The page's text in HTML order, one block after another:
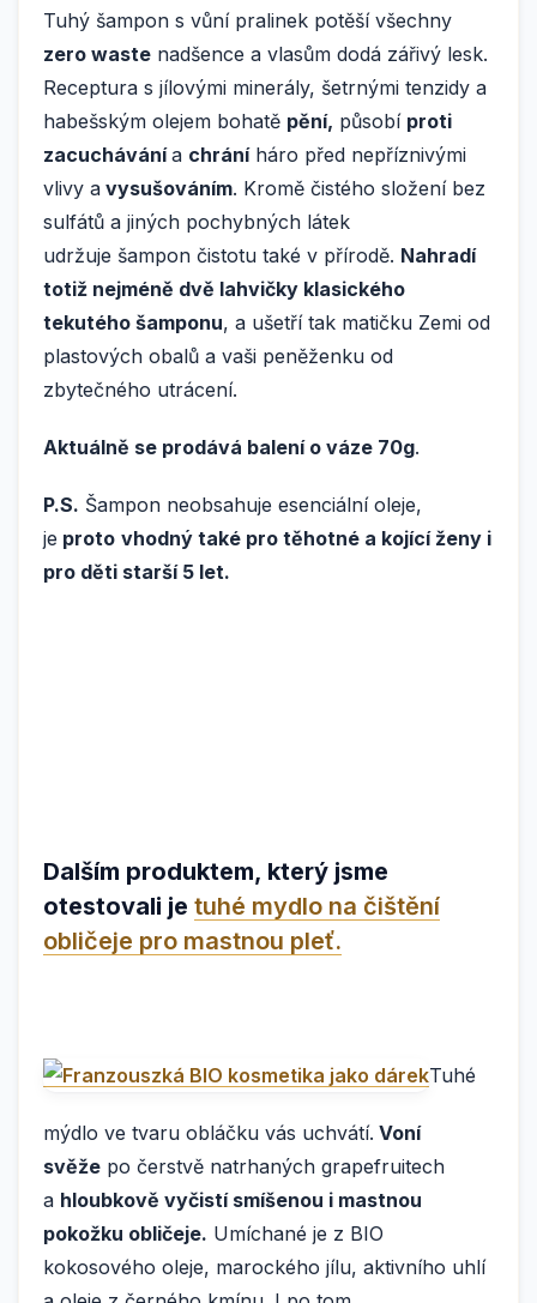
Tuhý šampon s vůní pralinek potěší všechny
zero waste nadšence a vlasům dodá zářivý lesk.
Receptura s jílovými minerály, šetrnými tenzidy a
habešským olejem bohatě pění, působí proti
zacuchávánía chráníháro před nepříznivými
vlivy a vysušováním. Kromě čistého složení bez
sulfátů a jiných pochybných látek
udržuje šampon čistotu také v přírodě. Nahradí
totiž nejméně dvě lahvičky klasického
tekutého šamponu, a ušetří tak matičku Zemi od
plastových obalů a vaši peněženku od
zbytečného utrácení.
Aktuálně se prodává balení o váze 70g.
P.S. Šampon neobsahuje esenciální oleje,
je proto vhodný také pro těhotné a kojící ženy i
pro děti starší 5 let.
Dalším produktem, který jsme
otestovali je tuhé mydlo na čištění
obličeje pro mastnou pleť.
Tuhé
mýdlo ve tvaru obláčku vás uchvátí. Voní
svěže po čerstvě natrhaných grapefruitech
a hloubkově vyčistí smíšenou i mastnou
pokožku obličeje. Umíchané je z BIO
kokosového oleje, marockého jílu, aktivního uhlí